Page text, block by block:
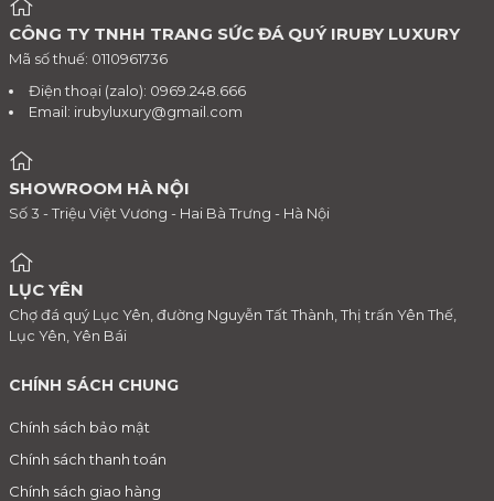
CÔNG TY TNHH TRANG SỨC ĐÁ QUÝ IRUBY LUXURY
Mã số thuế: 0110961736
Điện thoại (zalo): 0969.248.666
Email: irubyluxury@gmail.com
SHOWROOM HÀ NỘI
Số 3 - Triệu Việt Vương - Hai Bà Trưng - Hà Nội
LỤC YÊN
Chợ đá quý Lục Yên, đường Nguyễn Tất Thành, Thị trấn Yên Thế,
Lục Yên, Yên Bái
CHÍNH SÁCH CHUNG
Chính sách bảo mật
Chính sách thanh toán
Chính sách giao hàng